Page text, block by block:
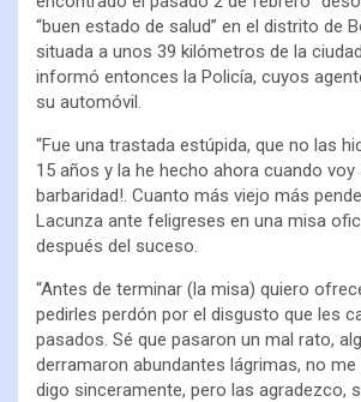
“buen estado de salud” en el distrito de
situada a unos 39 kilómetros de la
informó entonces la Policía, cuyos
su automóvil.
“Fue una trastada estúpida, que no las
15 años y la he hecho ahora cuando voy
barbaridad!. Cuanto más viejo más
Lacunza ante feligreses en una misa
después del suceso.
“Antes de terminar (la misa) quiero
pedirles perdón por el disgusto que les
pasados. Sé que pasaron un mal rato,
derramaron abundantes lágrimas, no
digo sinceramente, pero las agradezco,